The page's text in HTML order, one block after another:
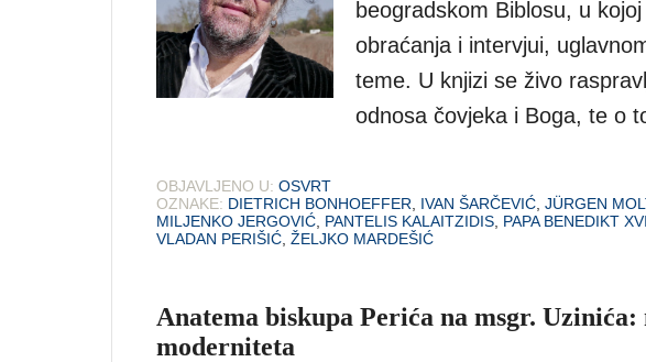
beogradskom Biblosu, u
obraćanja i intervjui,
teme. U knjizi se živo
odnosa čovjeka i Boga, te o
OBJAVLJENO U: OSVRT
OZNAKE: DIETRICH BONHOEFFER IVAN ŠARČEVIĆ JÜRGEN
MILJENKO JERGOVIĆ PANTELIS KALAITZIDIS PAPA BENEDIKT XVI
VLADAN PERIŠIĆ ŽELJKO MARDEŠIĆ
Anatema biskupa Perića na msgr.
moderniteta